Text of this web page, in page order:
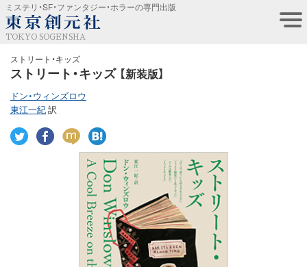
ミステリ・SF・ファンタジー・ホラーの専門出版
TOKYO SOGENSHA
ストリート・キッズ
ストリート・キッズ 【新装版】
ドン・ウィンズロウ
東江一紀訳